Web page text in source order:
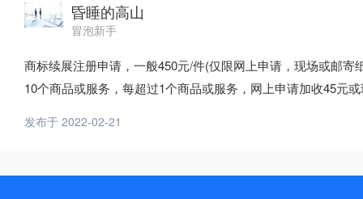
昏睡的高山
冒泡新手
商标续展注册申请，一般450元/件(仅限网上申请，现场或邮
10个商品或服务，每超过1个商品或服务，网上申请加收45元
发布于 2022-02-21